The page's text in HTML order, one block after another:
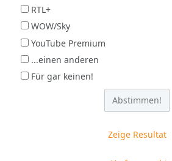
RTL+
WOW/Sky
YouTube Premium
...einen anderen
Für gar keinen!
Zeige Resultat